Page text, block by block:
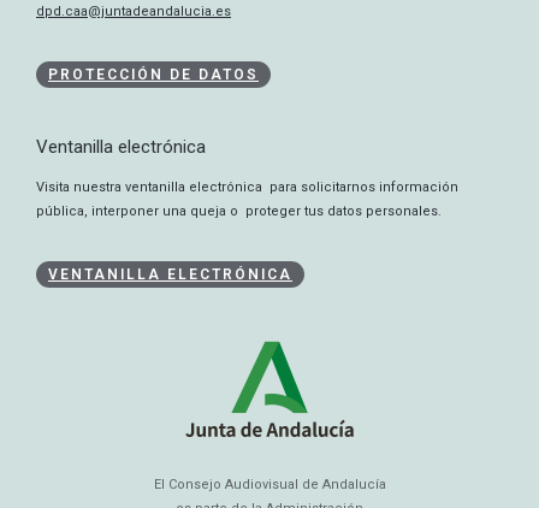
dpd.caa@juntadeandalucia.es
PROTECCIÓN DE DATOS
Ventanilla electrónica
Visita nuestra ventanilla electrónica para solicitarnos información
pública, interponer una queja o proteger tus datos personales.
VENTANILLA ELECTRÓNICA
El Consejo Audiovisual de Andalucía